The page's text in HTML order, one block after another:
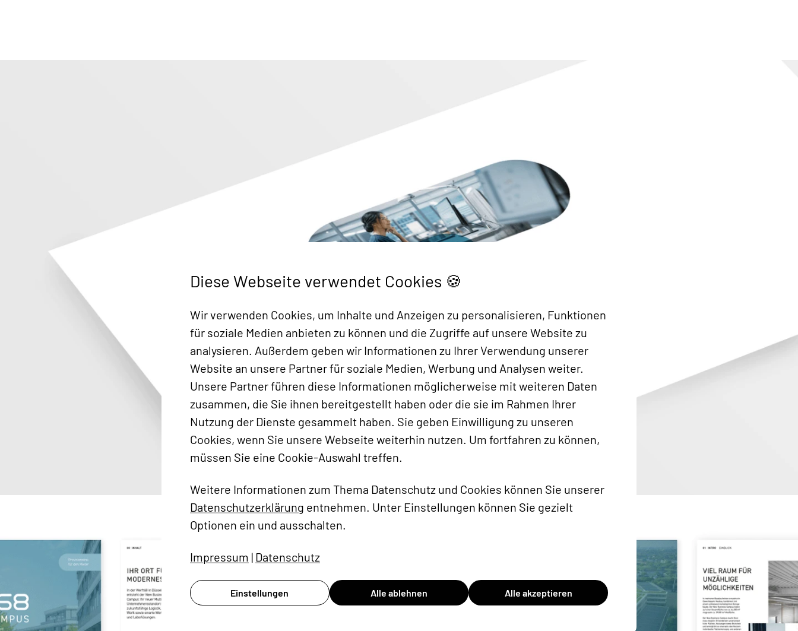
Diese Webseite verwendet Cookies 🍪
Wir verwenden Cookies, um Inhalte und Anzeigen zu personalisieren, Funktionen
für soziale Medien anbieten zu können und die Zugriffe auf unsere Website zu
analysieren. Außerdem geben wir Informationen zu Ihrer Verwendung unserer
Website an unsere Partner für soziale Medien, Werbung und Analysen weiter.
Unsere Partner führen diese Informationen möglicherweise mit weiteren Daten
zusammen, die Sie ihnen bereitgestellt haben oder die sie im Rahmen Ihrer
Nutzung der Dienste gesammelt haben. Sie geben Einwilligung zu unseren
Cookies, wenn Sie unsere Webseite weiterhin nutzen. Um fortfahren zu können,
müssen Sie eine Cookie-Auswahl treffen.
Weitere Informationen zum Thema Datenschutz und Cookies können Sie unserer
Datenschutzerklärung entnehmen. Unter Einstellungen können Sie gezielt
Optionen ein und ausschalten.
Impressum | Datenschutz
Einstellungen Alle ablehnen Alle akzeptieren